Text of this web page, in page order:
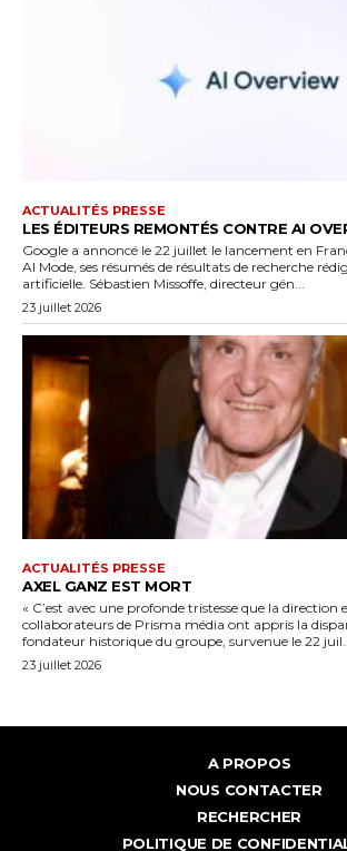
ACTUALITÉS PRESSE
LES ÉDITEURS REMONTÉS CONTRE AI
Google a annoncé le 22 juillet le lancement en
AI Mode, ses résumés de résultats de recherche
artificielle. Sébastien Missoffe, directeur gén...
23 juillet 2026
ACTUALITÉS PRESSE
AXEL GANZ EST MORT
« C’est avec une profonde tristesse que la direction
collaborateurs de Prisma média ont appris la
fondateur historique du groupe, survenue le 22
23 juillet 2026
A PROPOS
NOUS CONTACTER
RECHERCHER
POLITIQUE DE